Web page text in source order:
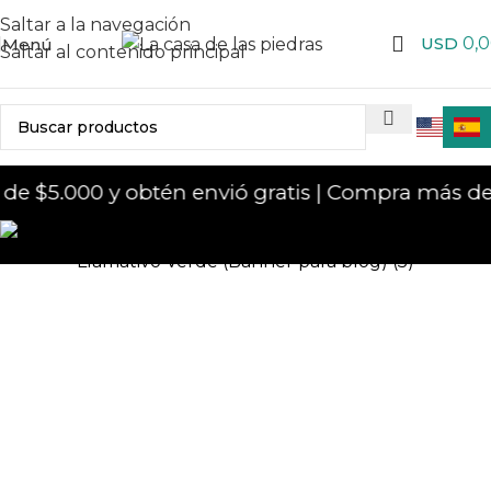
Saltar a la navegación
Saltar al contenido principal
Menú USD
$5.000 y obtén envió gratis | Compra más